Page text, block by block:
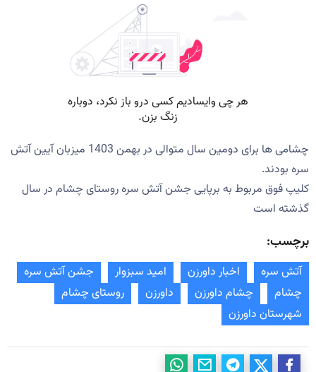
چشامی ها برای دومین سال متوالی در بهمن 1403 میزبان آیین آتش
سره بودند.
کلیپ فوق مربوط به برپایی جشن آتش سره روستای چشام در سال
گذشته است
برچسب:
آتش سره اخبار داورزن امید سبزوار
جشن آتش سره
چشام
چشام داورزن داورزن
روستای چشام
شهرستان داورزن